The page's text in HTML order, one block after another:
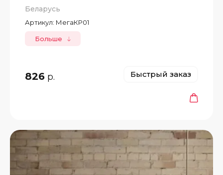
Беларусь
Артикул: МегаКР01
Больше
826 р. Быстрый заказ